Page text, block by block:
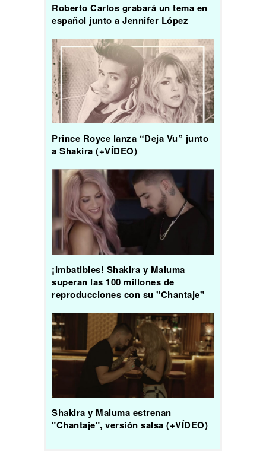
Roberto Carlos grabará un tema en
español junto a Jennifer López
Prince Royce lanza “Deja Vu” junto
a Shakira (+VÍDEO)
¡Imbatibles! Shakira y Maluma
superan las 100 millones de
reproducciones con su "Chantaje"
Shakira y Maluma estrenan
"Chantaje", versión salsa (+VÍDEO)